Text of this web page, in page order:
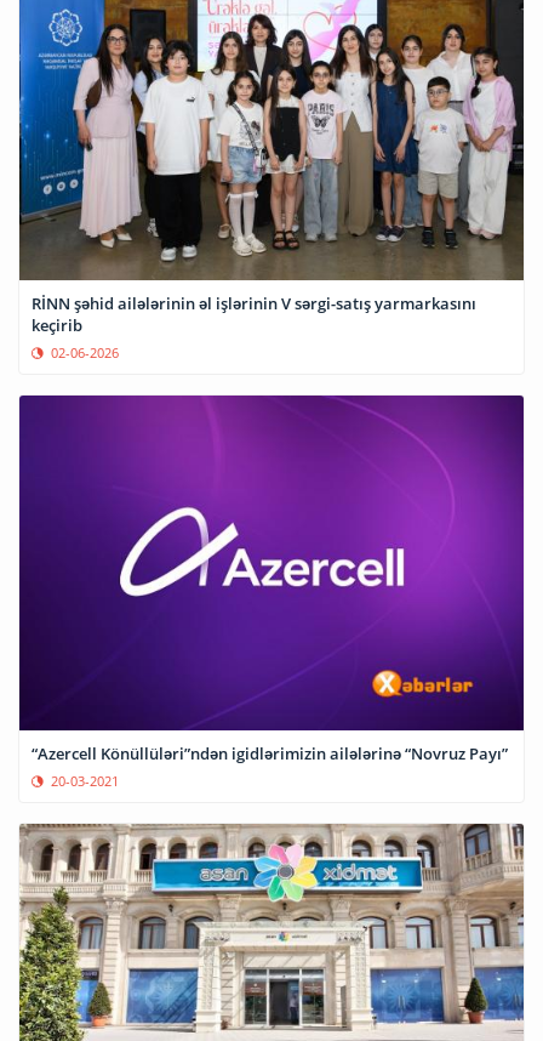
RİNN şəhid ailələrinin əl işlərinin V sərgi-satış yarmarkasını
keçirib
02-06-2026
“Azercell Könüllüləri”ndən igidlərimizin ailələrinə “Novruz Payı”
20-03-2021